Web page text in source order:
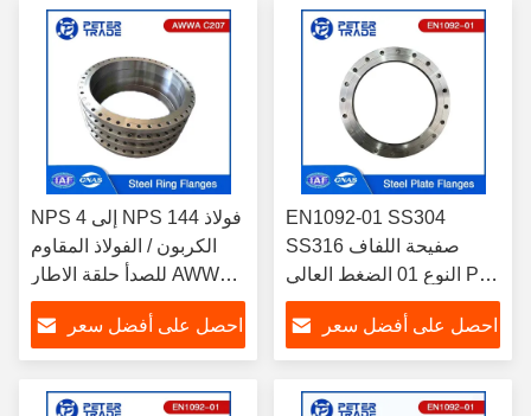
NPS 4 إلى NPS 144 فولاذ
الكربون / الفولاذ المقاوم
للصدأ حلقة الاطار AWWA
C207 الفئة B 86 PSI
لمعالجة مياه الصرف
الصحي
احصل على أفضل سعر
EN1092-01 SS304
SS316 صفيحة اللفاف
النوع 01 الضغط العالي PN
100 PLFF DN10-DN350
للأنابيب النفطية والغازية
احصل على أفضل سعر